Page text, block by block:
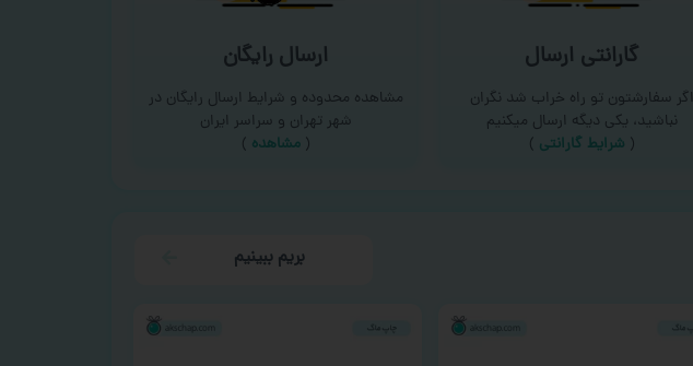
گارانتی ارسال
اگر سفارشتون تو راه خراب شد نگران
نباشید، یکی دیگه ارسال میکنیم
( شرایط گارانتی )
ارسال رایگان
مشاهده محدوده و شرایط ارسال رایگان در
شهر تهران و سراسر ایران
(مشاهده )
بریم ببینیم